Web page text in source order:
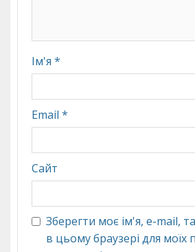
Ім'я *
Email *
Сайт
Зберегти моє ім'я, e-mail,
в цьому браузері для